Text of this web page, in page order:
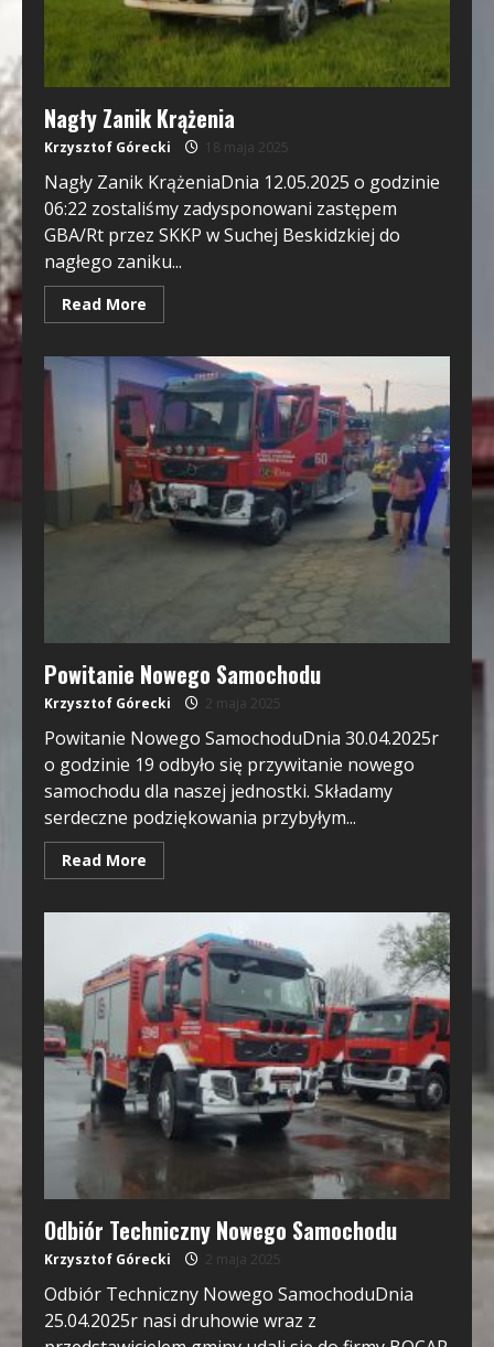
Nagły Zanik Krążenia
Krzysztof Górecki 18 maja 2025
Nagły Zanik KrążeniaDnia 12.05.2025 o godzinie
06:22 zostaliśmy zadysponowani zastępem
GBA/Rt przez SKKP w Suchej Beskidzkiej do
nagłego zaniku...
Read More
Powitanie Nowego Samochodu
Krzysztof Górecki 2 maja 2025
Powitanie Nowego SamochoduDnia 30.04.2025r
o godzinie 19 odbyło się przywitanie nowego
samochodu dla naszej jednostki. Składamy
serdeczne podziękowania przybyłym...
Read More
Odbiór Techniczny Nowego Samochodu
Krzysztof Górecki 2 maja 2025
Odbiór Techniczny Nowego SamochoduDnia
25.04.2025r nasi druhowie wraz z